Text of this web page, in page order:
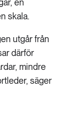
en
skala.
utgår från
därför
mindre
säger